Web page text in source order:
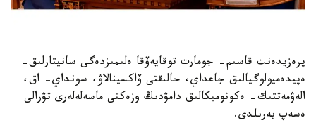
پرەزيدەنت قاسىم- جومارت توقايەۆقا ەلىمىزدەگى سانيتارلىق-
ەپيدەميولوگيالىق جاعداي، حالىقتى ۆاكسينالاۋ، سونداي- اق،
الەۋمەتتىك- ەكونوميكالىق دامۋدىڭ وزەكتى ماسەلەلەرى تۋرالى
ەسەپ بەرىلدى.